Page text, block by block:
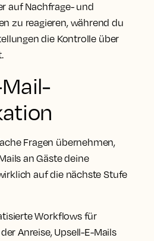
auf Nachfrage- und
zu reagieren, während du
die Kontrolle über
Fragen übernehmen,
an Gäste deine
auf die nächste Stufe
Workflows für
Anreise, Upsell-E-Mails